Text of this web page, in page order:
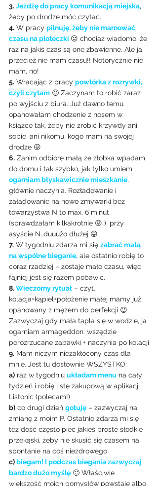
3. Jeżdżę do pracy komunikacją miejską,
żeby po drodze móc czytać.
4. W pracy pilnuję, żeby nie marnować
czasu na ploteczki 😛 chociaż wiadomo, że
raz na jakiś czas są one zbawienne. Ale ja
przecież nie mam czasu!! Notorycznie nie
mam, no!
5. Wracając z pracy powtórka z rozrywki,
czyli czytam 🙂 Zaczynam to robić zaraz
po wyjściu z biura. Już dawno temu
opanowałam chodzenie z nosem w
książce tak, żeby nie zrobić krzywdy ani
sobie, ani nikomu, kogo mam na swojej
drodze 😛
6. Zanim odbiorę małą ze żłobka wpadam
do domu i tak szybko, jak tylko umiem
ogarniam błyskawicznie mieszkanie,
głównie naczynia. Rozładowanie i
załadowanie na nowo zmywarki bez
towarzystwa N to max. 6 minut
(sprawdzałam kilkakrotnie 😛 ), przy
asyście N…duuużo dłużej 😛
7. W tygodniu zdarza mi się zabrać małą
na wspólne bieganie, ale ostatnio robię to
coraz rzadziej – zostaje mało czasu, więc
fajniej jest się razem pobawić.
8. Wieczorny rytuał – czyt.
kolacja+kąpiel+położenie małej mamy już
opanowany z mężem do perfekcji 😉
Zazwyczaj gdy mała tapla się w wodzie, ja
ogarniam armageddon: wszędzie
porozrzucane zabawki + naczynia po kolacji
9. Mam niczym niezakłócony czas dla
mnie. Jest tu dosłownie WSZYSTKO:
a) raz w tygodniu układam menu na cały
tydzień i robię listę zakupową w aplikacji
Listonic (polecam!)
b) co drugi dzień gotuję – zazwyczaj na
zmianę z moim P. Ostatnio zdarza mi się
też dość często piec jakieś proste słodkie
przekąski, żeby nie skusić się czasem na
spontanie na coś niezdrowego
c) biegam! I podczas biegania zazwyczaj
bardzo dużo myślę 🙂 Właściwie
większość moich pomysłów powstaje albo